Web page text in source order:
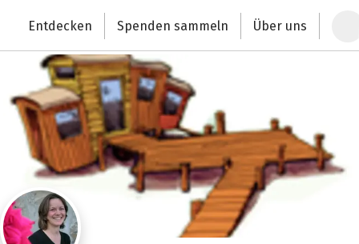
Deutschlands größte Spendenplattform
Entdecken Spenden sammeln Über uns